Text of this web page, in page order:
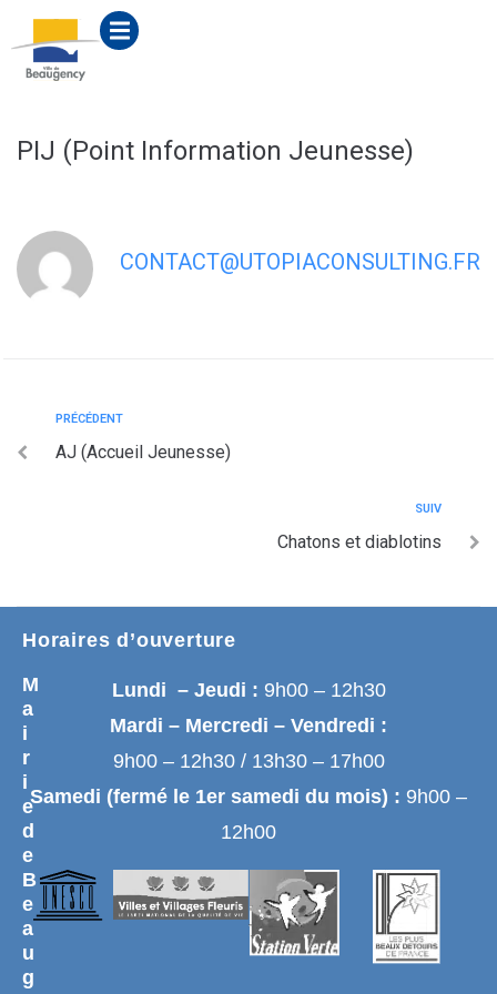
principal
PIJ (Point Information Jeunesse)
CONTACT@UTOPIACONSULTING.FR
PRÉCÉDENT
AJ (Accueil Jeunesse)
SUIV
Chatons et diablotins
M
a
i
r
i
e
d
e
B
e
a
u
g
Horaires d’ouverture
Lundi – Jeudi : 9h00 – 12h30
Mardi – Mercredi – Vendredi :
9h00 – 12h30 / 13h30 – 17h00
Samedi (fermé le 1er samedi du mois) : 9h00 –
12h00